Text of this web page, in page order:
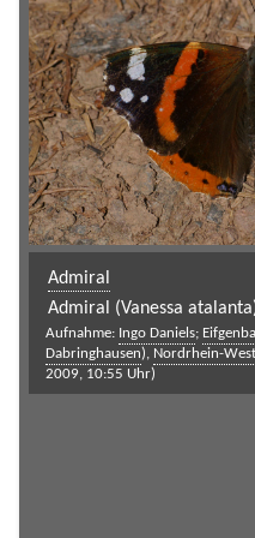
Admiral
Admiral (Vanessa
Aufnahme: Ingo Daniels;
Dabringhausen), Nordrhein-
2009, 10:55 Uhr)